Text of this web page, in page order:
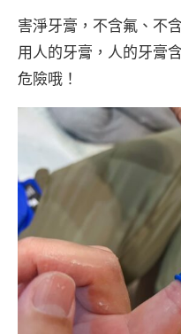
害淨牙膏，不含氟、不
用人的牙膏，人的牙膏
危險哦！